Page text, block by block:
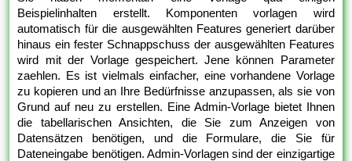
Beispielinhalten erstellt. Komponenten vorlagen wird
automatisch für die ausgewählten Features generiert darüber
hinaus ein fester Schnappschuss der ausgewählten Features
wird mit der Vorlage gespeichert. Jene können Parameter
zaehlen. Es ist vielmals einfacher, eine vorhandene Vorlage
zu kopieren und an Ihre Bedürfnisse anzupassen, als sie von
Grund auf neu zu erstellen. Eine Admin-Vorlage bietet Ihnen
die tabellarischen Ansichten, die Sie zum Anzeigen von
Datensätzen benötigen, und die Formulare, die Sie für
Dateneingabe benötigen. Admin-Vorlagen sind der einzigartige